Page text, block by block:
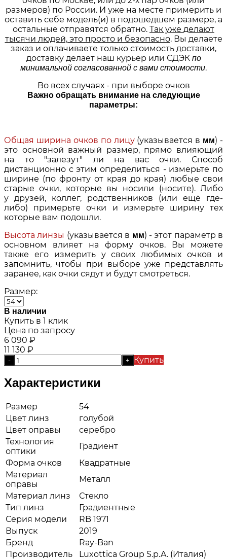
размеров) по России. И уже на месте примерить и
оставить себе модель(и) в подошедшем размере, а
остальные отправятся обратно. Так уже делают
тысячи людей, это просто и безопасно. Вы делаете
заказ и оплачиваете только стоимость доставки,
доставку делает наш курьер или СДЭК по
минимальной согласованной с вами стоимости.
Во всех случаях - при выборе очков
Важно обращать внимание на следующие
параметры:
Общая ширина очков по лицу(указывается в мм) -
это основной важный размер, прямо влияющий
на то "залезут" ли на вас очки. Способ
дистанционно с этим определиться - измерьте по
ширине (по фронту от края до края) любые свои
старые очки, которые вы носили (носите). Либо
у друзей, коллег, родственников (или ещё где-
либо) примерьте очки и измерьте ширину тех
которые вам подошли.
Высота линзы (указывается в мм) - этот параметр в
основном влияет на форму очков. Вы можете
также его измерить у своих любимых очков и
запомнить, чтобы при выборе уже представлять
заранее, как очки сядут и будут смотреться.
Размер:
В наличии
Купить в 1 клик
Цена по запросу
6 090 ₽
11 130 ₽
- + Купить
Характеристики
Размер
54
Цвет линз
голубой
Цвет оправы
серебро
Технология
оптики
Градиент
Форма очков
Квадратные
Материал
оправы
Металл
Материал линз
Стекло
Тип линз
Градиентные
Серия модели
RB 1971
Выпуск
2019
Бренд
Ray-Ban
Производитель
Luxottica Group S.p.A. (Италия)